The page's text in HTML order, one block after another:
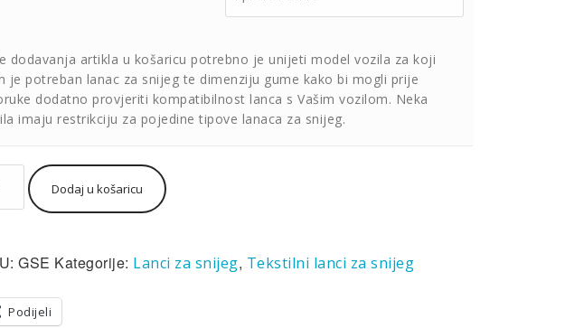
dodavanja artikla u košaricu potrebno je unijeti model vozila za koji
je potreban lanac za snijeg te dimenziju gume kako bi mogli prije
dodatno provjeriti kompatibilnost lanca s Vašim vozilom. Neka
imaju restrikciju za pojedine tipove lanaca za snijeg.
Dodaj u košaricu
GSE Kategorije: Lanci za snijeg, Tekstilni lanci za snijeg
Podijeli